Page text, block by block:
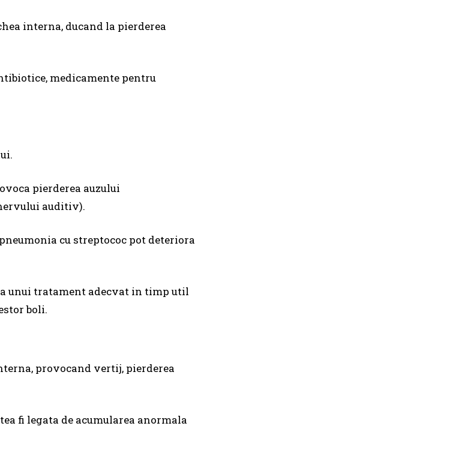
interna, ducand la pierderea
medicamente pentru
pierderea auzului
auditiv).
cu streptococ pot deteriora
unui tratament adecvat in timp util
boli.
provocand vertij, pierderea
fi legata de acumularea anormala